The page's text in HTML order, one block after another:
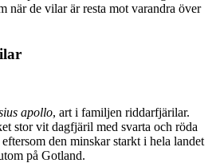
när de vilar är resta mot varandra över
apollo, art i familjen riddarfjärilar.
stor vit dagfjäril med svarta och röda
den minskar starkt i hela landet
på Gotland.